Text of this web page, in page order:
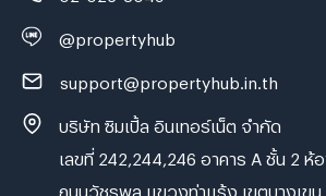
@propertyhub
support@propertyhub.in.th
บริษัท ซิมเปิ้ล อินเทอร์เน็ต จำกัด
เลขที่ 242,244,246 อาคาร A ชั้น 2 ห้อ
ถนนวัชรพล แขวงท่าแร้ง เขตบางเขน